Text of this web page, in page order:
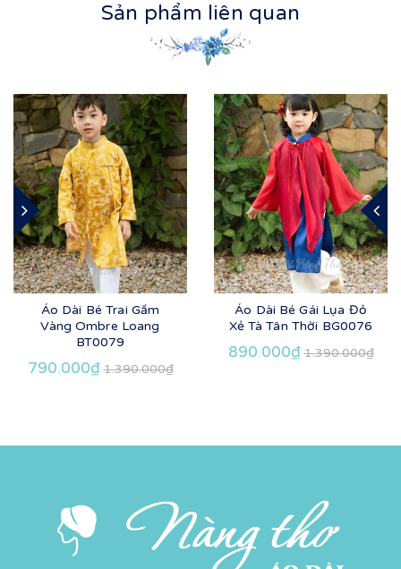
Sản phẩm liên quan
Áo Dài Bé Trai Gấm
Vàng Ombre Loang
BT0079
790.000₫ 1.390.000₫
Áo Dài Bé Gái Lụa Đỏ
Xẻ Tà Tân Thời BG0076
890.000₫ 1.390.000₫